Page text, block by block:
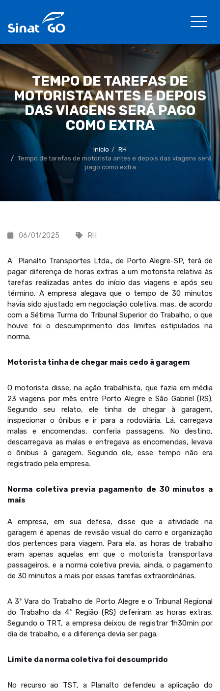
TEMPO DE TAREFAS DE
MOTORISTA ANTES E DEPOIS
DAS VIAGENS SERÁ PAGO
COMO EXTRA
Início
RH
Tempo de tarefas de motorista antes e depois das viagens será
pago como extra
06/01/2025 RH
A Planalto Transportes Ltda., de Porto Alegre-SP, terá de
pagar diferença de horas extras a um motorista relativa às
tarefas realizadas antes do início das viagens e após seu
término. A empresa alegava que o tempo de 30 minutos
havia sido ajustado em negociação coletiva, mas, de acordo
com a Sétima Turma do Tribunal Superior do Trabalho, o que
houve foi o descumprimento dos limites estipulados na
norma.
Motorista tinha de chegar mais cedo à garagem
O motorista disse, na ação trabalhista, que fazia em média
23 viagens por mês entre Porto Alegre e São Gabriel (RS).
Segundo seu relato, ele tinha de chegar à garagem,
inspecionar o ônibus e ir para a rodoviária. Lá, carregava
malas e encomendas, conferia passagens. No destino,
descarregava as malas e entregava as encomendas, levava
o ônibus à garagem. Segundo ele, esse tempo não era
registrado pela empresa.
Norma coletiva previa pagamento de 30 minutos a
mais
A empresa, em sua defesa, disse que a atividade na
garagem é apenas de revisão visual do carro e organização
dos pertences para viagem. Para ela, as horas de trabalho
eram apenas aquelas em que o motorista transportava
passageiros, e a norma coletiva previa, ainda, o pagamento
de 30 minutos a mais por essas tarefas extraordinárias.
A 3ª Vara do Trabalho de Porto Alegre e o Tribunal Regional
do Trabalho da 4ª Região (RS) deferiram as horas extras.
Segundo o TRT, a empresa deixou de registrar 1h30min por
dia de trabalho, e a diferença devia ser paga.
Limite da norma coletiva foi descumprido
No recurso ao TST, a Planalto defendeu a aplicação do